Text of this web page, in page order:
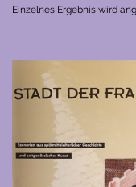
Einzelnes Ergebnis wird